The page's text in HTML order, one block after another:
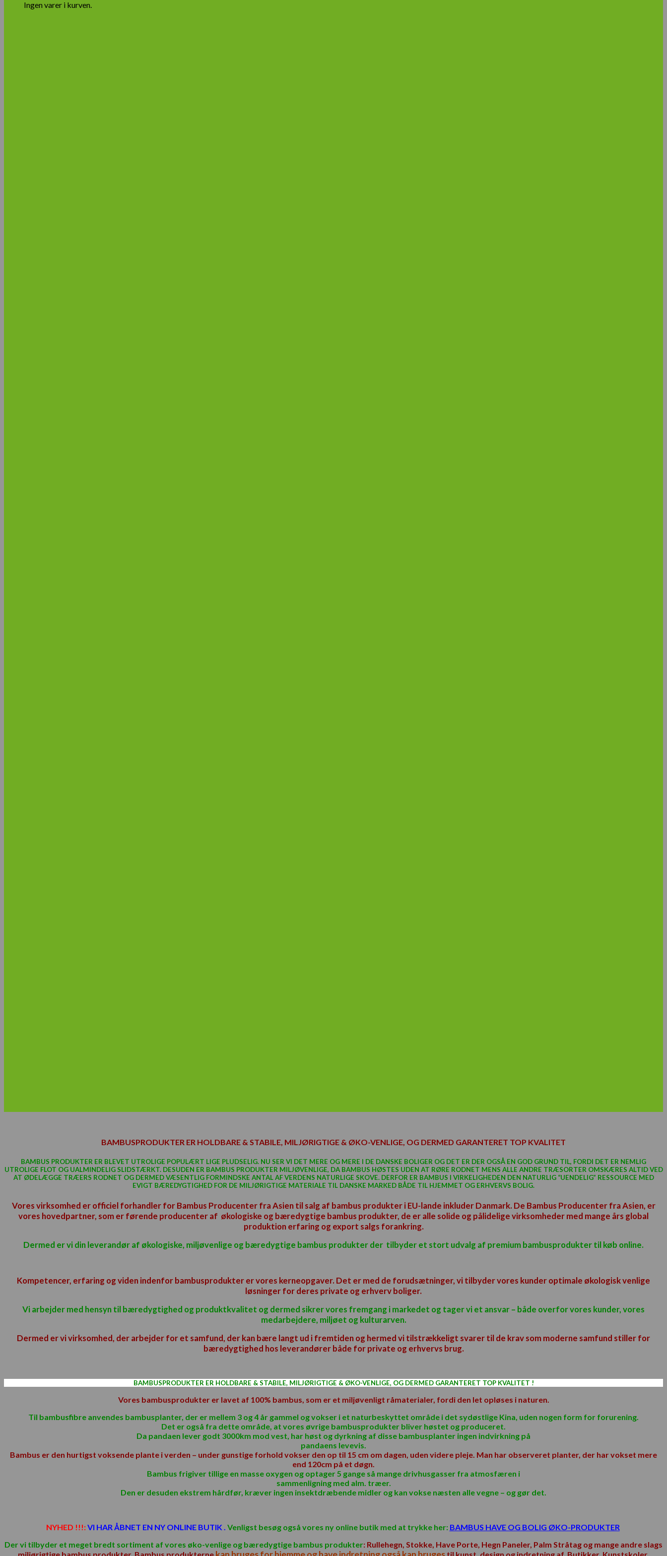
Ingen varer i kurven.
BAMBUSPRODUKTER ER HOLDBARE & STABILE, MILJØRIGTIGE & ØKO-VENLIGE, OG DERMED GARANTERET TOP KVALITET
BAMBUS PRODUKTER ER BLEVET UTROLIGE POPULÆRT LIGE PLUDSELIG. NU SER VI DET MERE OG MERE I DE DANSKE BOLIGER OG DET ER DER OGSÅ EN GOD GRUND TIL, FORDI DET ER NEMLIG
UTROLIGE FLOT OG UALMINDELIG SLIDSTÆRKT. DESUDEN ER BAMBUS PRODUKTER MILJØVENLIGE, DA BAMBUS HØSTES UDEN AT RØRE RODNET MENS ALLE ANDRE TRÆSORTER OMSKÆRES ALTID VED
AT ØDELÆGGE TRÆERS RODNET OG DERMED VÆSENTLIG FORMINDSKE ANTAL AF VERDENS NATURLIGE SKOVE. DERFOR ER BAMBUS I VIRKELIGHEDEN DEN NATURLIG “UENDELIG” RESSOURCE MED
EVIGT BÆREDYGTIGHED FOR DE MILJØRIGTIGE MATERIALE TIL DANSKE MARKED BÅDE TIL HJEMMET OG ERHVERVS BOLIG.
Vores virksomhed er officiel forhandler for Bambus Producenter fra Asien til salg af bambus produkter i EU-lande inkluder Danmark. De Bambus Producenter fra Asien, er
vores hovedpartner, som er førende producenter af økologiske og bæredygtige bambus produkter, de er alle solide og pålidelige virksomheder med mange års global
produktion erfaring og export salgs forankring.
Dermed er vi din leverandør af økologiske, miljøvenlige og bæredygtige bambus produkter der tilbyder et stort udvalg af premium bambusprodukter til køb online.
Kompetencer, erfaring og viden indenfor bambusprodukter er vores kerneopgaver. Det er med de forudsætninger, vi tilbyder vores kunder optimale økologisk venlige
løsninger for deres private og erhverv boliger.
Vi arbejder med hensyn til bæredygtighed og produktkvalitet og dermed sikrer vores fremgang i markedet og tager vi et ansvar – både overfor vores kunder, vores
medarbejdere, miljøet og kulturarven.
Dermed er vi virksomhed, der arbejder for et samfund, der kan bære langt ud i fremtiden og hermed vi tilstrækkeligt svarer til de krav som moderne samfund stiller for
bæredygtighed hos leverandører både for private og erhvervs brug.
BAMBUSPRODUKTER ER HOLDBARE & STABILE, MILJØRIGTIGE & ØKO-VENLIGE, OG DERMED GARANTERET TOP KVALITET !
Vores bambusprodukter er lavet af 100% bambus, som er et miljøvenligt råmaterialer, fordi den let opløses i naturen.
Til bambusfibre anvendes bambusplanter, der er mellem 3 og 4 år gammel og vokser i et naturbeskyttet område i det sydøstlige Kina, uden nogen form for forurening.
Det er også fra dette område, at vores øvrige bambusprodukter bliver høstet og produceret.
Da pandaen lever godt 3000km mod vest, har høst og dyrkning af disse bambusplanter ingen indvirkning på
pandaens levevis.
Bambus er den hurtigst voksende plante i verden – under gunstige forhold vokser den op til 15 cm om dagen, uden videre pleje. Man har observeret planter, der har vokset mere
end 120cm på et døgn.
Bambus frigiver tillige en masse oxygen og optager 5 gange så mange drivhusgasser fra atmosfæren i
sammenligning med alm. træer.
Den er desuden ekstrem hårdfør, kræver ingen insektdræbende midler og kan vokse næsten alle vegne – og gør det.
NYHED !!!:VI HAR ÅBNET EN NY ONLINE BUTIK . Venligst besøg også vores ny online butik med at trykke her: BAMBUS HAVE OG BOLIG ØKO-PRODUKTER
Der vi tilbyder et meget bredt sortiment af vores øko-venlige og bæredygtige bambus produkter: Rullehegn, Stokke, Have Porte, Hegn Paneler, Palm Stråtag og mange andre slags